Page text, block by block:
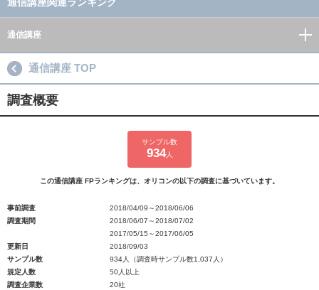
通信講座
通信講座 TOP
調査概要
サンプル数
934人
この通信講座 FPランキングは、オリコンの以下の調査に基づいています。
事前調査
2018/04/09～2018/06/06
調査期間
2018/06/07～2018/07/02
2017/05/15～2017/06/05
更新日
2018/09/03
サンプル数
934人（調査時サンプル数1,037人）
規定人数
50人以上
調査企業数
20社